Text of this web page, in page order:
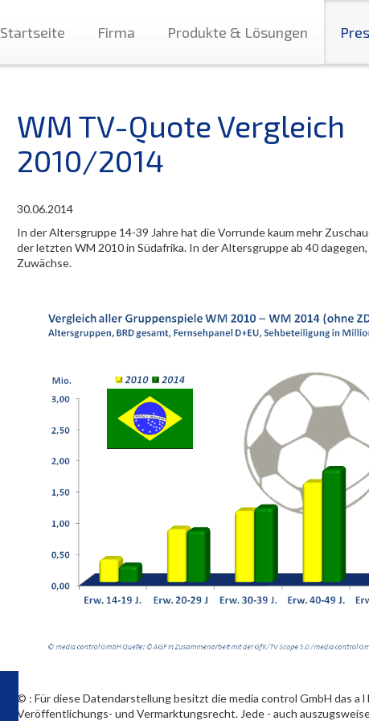
Startseite Firma Produkte & Lösungen
WM TV-Quote Vergleich
2010/2014
30.06.2014
In der Altersgruppe 14-39 Jahre hat die Vorrunde kaum mehr
der letzten WM 2010 in Südafrika. In der Altersgruppe ab 40
Zuwächse.
© : Für diese Datendarstellung besitzt die media control GmbH das a l
Veröffentlichungs- und Vermarktungsrecht. Jede - auch